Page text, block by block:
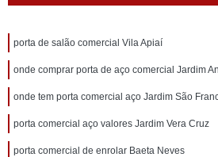
porta de salão comercial Vila Apiaí
onde comprar porta de aço comercial Jardim
onde tem porta comercial aço Jardim São
porta comercial aço valores Jardim Vera Cruz
porta comercial de enrolar Baeta Neves